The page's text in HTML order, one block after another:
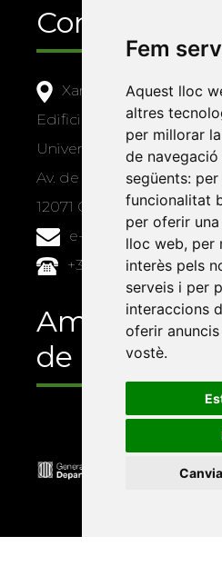
Fem
Aquest lloc
altres
per millorar
de
següents:
funcionalitat
per oferir
lloc web, per
interès pels
serveis i per
interaccions
oferir
vostè.
Contacte
Xarxa Vives
Edifici Àgora
Universitat Jaume I, local
Av. de Vicent Sos Baynat,
12071 Castelló de la Plana
e-buc@vives.org
+34 964 72 89 93
Amb el
de